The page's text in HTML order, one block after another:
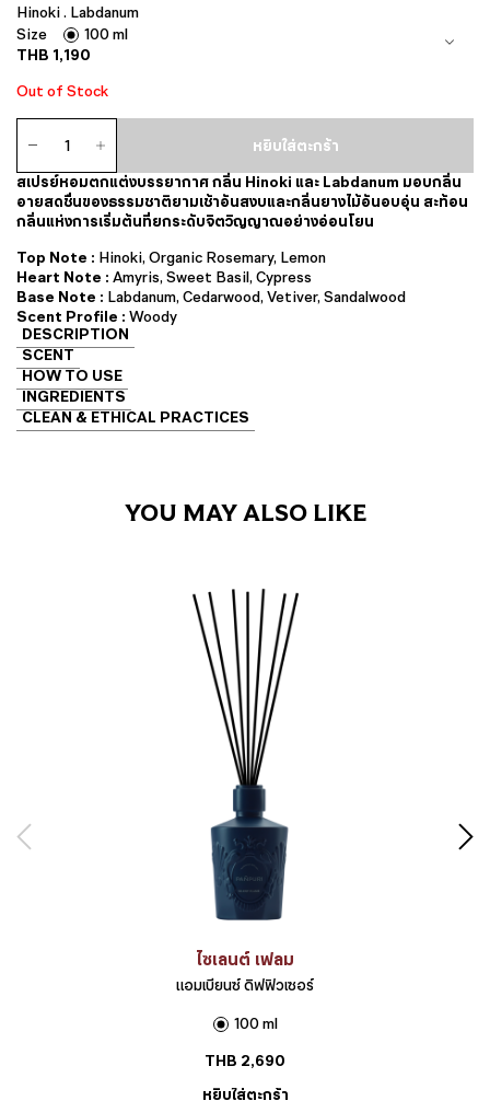
Hinoki . Labdanum
Size
100 ml
THB 1,190
Out of Stock
จำนวน
รูม
เปรย์
ชิ้น
หยิบใส่ตะกร้า
สเปรย์หอมตกแต่งบรรยากาศ กลิ่น Hinoki และ Labdanum มอบกลิ่น
อายสดชื่นของธรรมชาติยามเช้าอันสงบและกลิ่นยางไม้อันอบอุ่น สะท้อน
กลิ่นแห่งการเริ่มต้นที่ยกระดับจิตวิญญาณอย่างอ่อนโยน
Top Note : Hinoki, Organic Rosemary, Lemon
Heart Note :Amyris, Sweet Basil, Cypress
Base Note : Labdanum, Cedarwood, Vetiver, Sandalwood
Scent Profile :Woody
DESCRIPTION
SCENT
HOW TO USE
INGREDIENTS
CLEAN & ETHICAL PRACTICES
YOU MAY ALSO LIKE
ไซเลนต์ เฟลม
แอมเบียนซ์ ดิฟฟิวเซอร์
100 ml
THB 2,690
หยิบใส่ตะกร้า